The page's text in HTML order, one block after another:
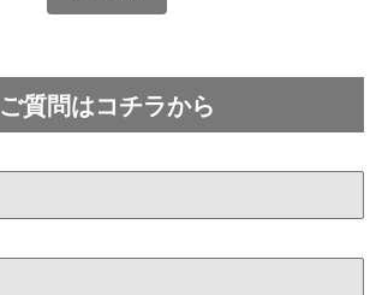
ご質問はコチラから